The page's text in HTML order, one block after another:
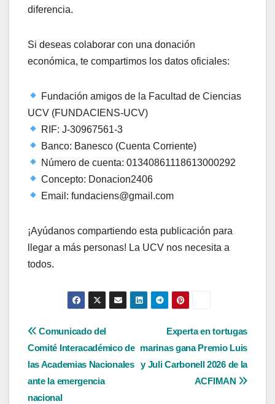
diferencia.
Si deseas colaborar con una donación
económica, te compartimos los datos oficiales:
Fundación amigos de la Facultad de Ciencias
UCV (FUNDACIENS-UCV)
RIF: J-30967561-3
Banco: Banesco (Cuenta Corriente)
Número de cuenta: 01340861118613000292
Concepto: Donacion2406
Email: fundaciens@gmail.com
¡Ayúdanos compartiendo esta publicación para
llegar a más personas! La UCV nos necesita a
todos.
Navegación
de
entradas
Experta en tortugas
marinas gana Premio Luis
y Juli Carbonell 2026 de la
ACFIMAN
Comunicado del
Comité Interacadémico de
las Academias Nacionales
ante la emergencia
nacional